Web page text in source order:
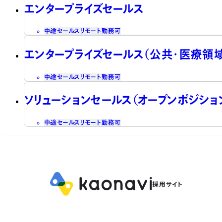
エンタープライズセールス
中途セールス リモート勤務可
エンタープライズセールス（公共・医療領
中途セールス リモート勤務可
ソリューションセールス（オープンポジショ
中途セールス リモート勤務可